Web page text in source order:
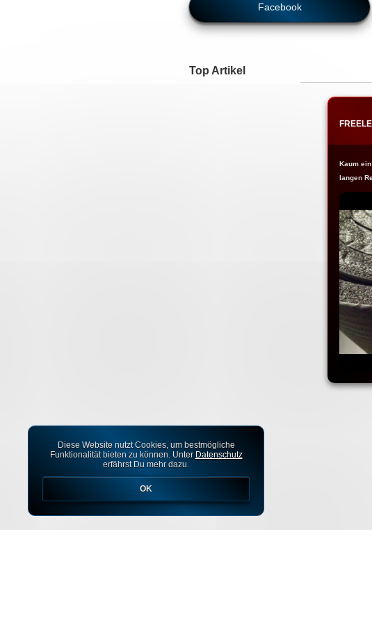
Facebook
Top Artikel
Kaum
langen
Diese Website nutzt Cookies, um bestmögliche
Funktionalität bieten zu können. Unter Datenschutz
erfährst Du mehr dazu.
OK